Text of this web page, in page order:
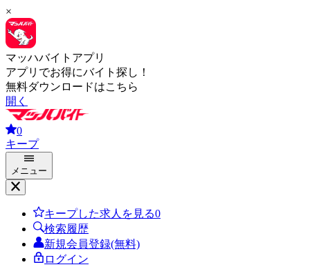
×
マッハバイトアプリ
アプリでお得にバイト探し！
無料ダウンロードはこちら
開く
0
キープ
メニュー
キープした求人を見る0
検索履歴
新規会員登録(無料)
ログイン